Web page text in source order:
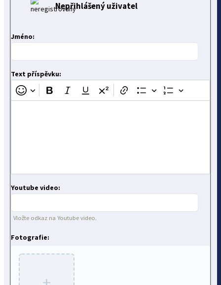
Nepřihlášený uživatel
Jméno:
Text příspěvku:
Youtube video:
Vložte odkaz na Youtube video.
Fotografie: